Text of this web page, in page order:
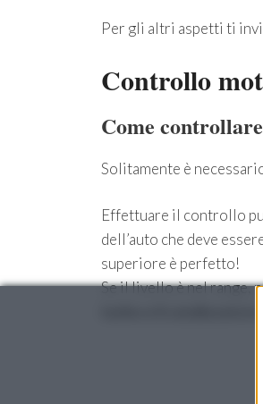
Per gli altri aspetti ti
Controllo
Come
Solitamente è
Effettuare il controllo
dell’auto che deve
superiore è perfetto!
Se il livello è nel range,